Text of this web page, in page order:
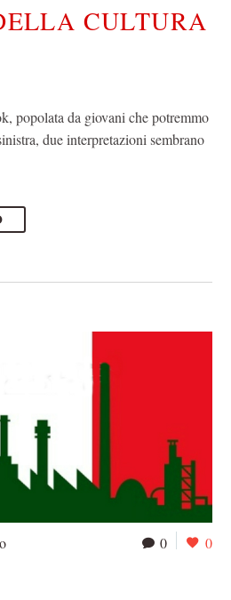
CULTURA
popolata da giovani che potremmo
due interpretazioni sembrano
0 0